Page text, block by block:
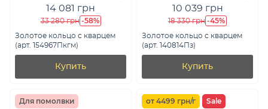
14 081 грн
33 280 грн -58%
Золотое кольцо с кварцем
(арт. 154967Пкгм)
Купить
10 039 грн
18 330 грн -45%
Золотое кольцо с кварцем
(арт. 140814Пз)
Купить
Для помолвки от 4499 грн/г Sale